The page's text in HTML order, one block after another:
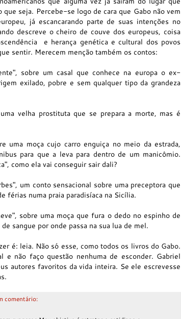
que seja. Percebe-se logo de cara que Gabo não vem
já escancarando parte de suas intenções no
descreve o cheiro de couve dos europeus, coisa
e herança genética e cultural dos povos
sentir. Merecem menção também os contos:
sobre um casal que conhece na europa o ex-
exilado, pobre e sem qualquer tipo da grandeza
velha prostituta que se prepara a morte, mas é
uma moça cujo carro enguiça no meio da estrada,
para que a leva para dentro de um manicômio.
como ela vai conseguir sair dali?
um conto sensacional sobre uma preceptora que
férias numa praia paradisíaca na Sicília.
sobre uma moça que fura o dedo no espinho de
sangue por onde passa na sua lua de mel.
é: leia. Não só esse, como todos os livros do Gabo.
e não faço questão nenhuma de esconder. Gabriel
autores favoritos da vida inteira. Se ele escrevesse
comentário: